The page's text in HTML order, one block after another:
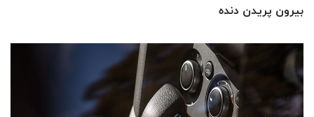
بیرون پریدن دنده